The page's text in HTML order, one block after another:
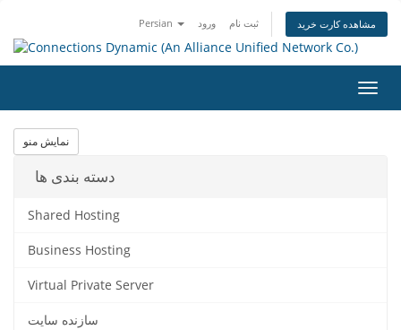
Persian ورود ثبت نام مشاهده کارت خرید
تغییر
نمایش منو
دسته بندی ها
Shared Hosting
Business Hosting
Virtual Private Server
سازنده سایت